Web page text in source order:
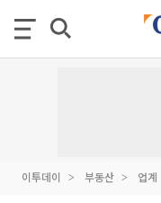
이투데이 부동산 업계